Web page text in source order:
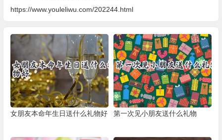
https://www.youleliwu.com/202244.html
女朋友本命年生日送什么礼物好 第一次见小朋友送什么礼物